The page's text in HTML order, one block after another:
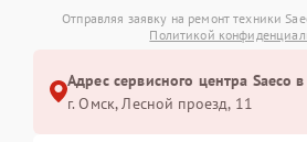
Отправляя заявку на ремонт техники
Политикой
Адрес сервисного центра Saeco
г. Омск, ​Лесной проезд, 11